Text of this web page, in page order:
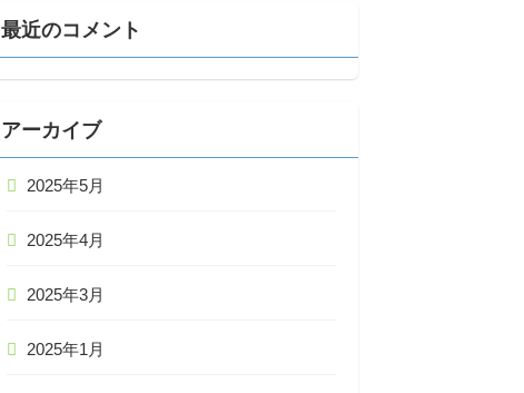
最近のコメント
アーカイブ
2025年5月
2025年4月
2025年3月
2025年1月